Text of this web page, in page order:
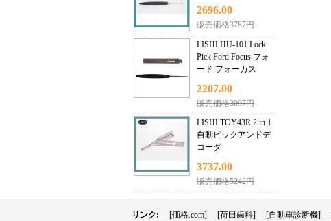
2696.00
販売価格3787円
LISHI HU-101 Lock
Pick Ford Focus フォ
ード フォーカス
2207.00
販売価格3097円
LISHI TOY43R 2 in 1
自動ピックアンドデ
コーダ
3737.00
販売価格5242円
リンク: [価格.com] [荷田歯科] [自動車診断機]